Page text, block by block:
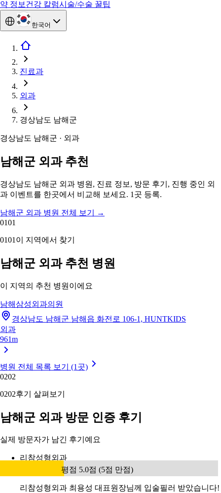
약 정보 건강 칼럼시술/수술 꿀팁
한국어
진료과
외과
경상남도 남해군
경상남도 남해군 · 외과
남해군 외과 추천
경상남도 남해군 외과 병원, 진료 정보, 방문 후기, 진행 중인 외
과 이벤트를 한곳에서 비교해 보세요. 1곳 등록.
남해군 외과 병원 전체 보기
→
0101
0101 이 지역에서 찾기
남해군 외과 추천 병원
이 지역의 추천 병원이에요
남해삼성외과의원
경상남도 남해군 남해읍 화전로 106-1, HUNTKIDS
외과
961m
병원 전체 목록 보기 (1곳)
0202
0202후기 살펴보기
남해군 외과 방문 인증 후기
실제 방문자가 남긴 후기예요
리참성형외과
평점 5.0점 (5점 만점)
리참성형외과 최용성 대표원장님께 입술필러 받았습니다!